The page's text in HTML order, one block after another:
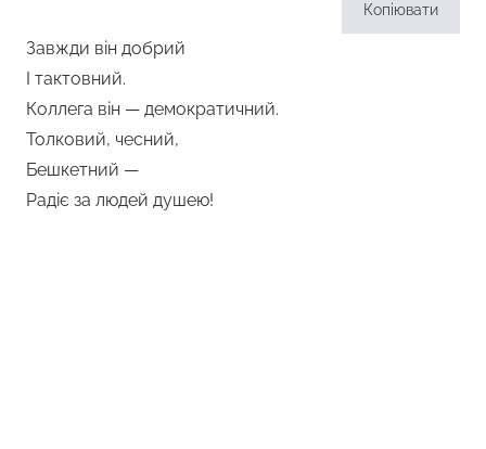
Копіювати
Завжди він добрий
І тактовний.
Коллега він — демократичний.
Толковий, чесний,
Бешкетний —
Радіє за людей душею!